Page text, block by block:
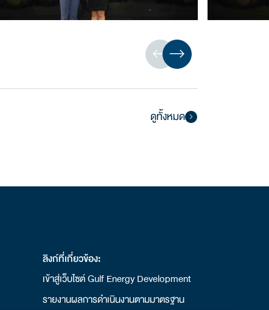
ดูทั้งหมด
ลิงก์ที่เกี่ยวข้อง:
เข้าสู่เว็บไซต์ Gulf Energy Development
รายงานผลการดําเนินงานตามมาตรฐาน